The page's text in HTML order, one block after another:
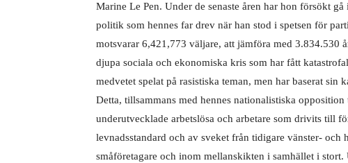
Marine Le Pen. Under de senaste åren har hon försökt
politik som hennes far drev när han stod i spetsen för
motsvarar 6,421,773 väljare, att jämföra med 3.834.530
djupa sociala och ekonomiska kris som har fått
medvetet spelat på rasistiska teman, men har baserat
Detta, tillsammans med hennes nationalistiska
underutvecklade arbetslösa och arbetare som drivits till
levnadsstandard och av sveket från tidigare vänster- och
småföretagare och inom mellanskikten i samhället i